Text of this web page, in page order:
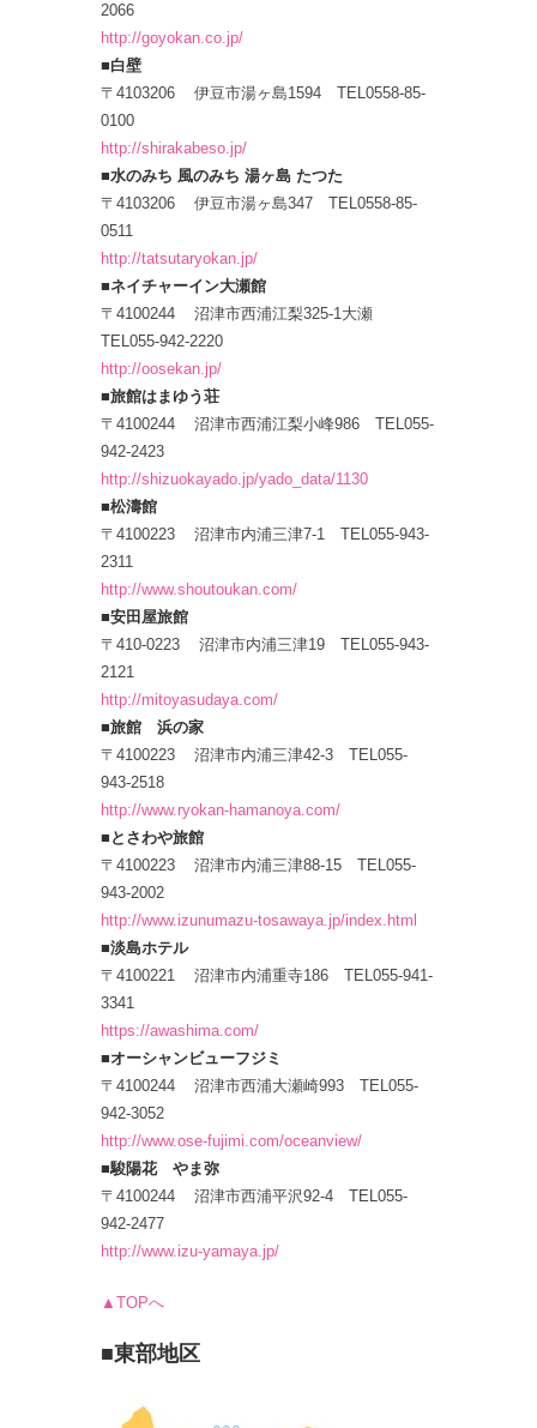
2066
http://goyokan.co.jp/
■白壁
〒4103206 伊豆市湯ヶ島1594 TEL0558-85-
0100
http://shirakabeso.jp/
■水のみち 風のみち 湯ヶ島 たつた
〒4103206 伊豆市湯ヶ島347 TEL0558-85-
0511
http://tatsutaryokan.jp/
■ネイチャーイン大瀬館
〒4100244 沼津市西浦江梨325-1大瀬
TEL055-942-2220
http://oosekan.jp/
■旅館はまゆう荘
〒4100244 沼津市西浦江梨小峰986 TEL055-
942-2423
http://shizuokayado.jp/yado_data/1130
■松濤館
〒4100223 沼津市内浦三津7-1 TEL055-943-
2311
http://www.shoutoukan.com/
■安田屋旅館
〒410-0223 沼津市内浦三津19 TEL055-943-
2121
http://mitoyasudaya.com/
■旅館 浜の家
〒4100223 沼津市内浦三津42-3 TEL055-
943-2518
http://www.ryokan-hamanoya.com/
■とさわや旅館
〒4100223 沼津市内浦三津88-15 TEL055-
943-2002
http://www.izunumazu-tosawaya.jp/index.html
■淡島ホテル
〒4100221 沼津市内浦重寺186 TEL055-941-
3341
https://awashima.com/
■オーシャンビューフジミ
〒4100244 沼津市西浦大瀬崎993 TEL055-
942-3052
http://www.ose-fujimi.com/oceanview/
■駿陽花 やま弥
〒4100244 沼津市西浦平沢92-4 TEL055-
942-2477
http://www.izu-yamaya.jp/
▲TOPへ
■東部地区